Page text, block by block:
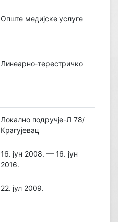
Опште медијске услуге
Линеарно-терестричко
Локално подручје-Л 78/
Крагујевац
16. јун 2008. — 16. јун
2016.
22. јул 2009.